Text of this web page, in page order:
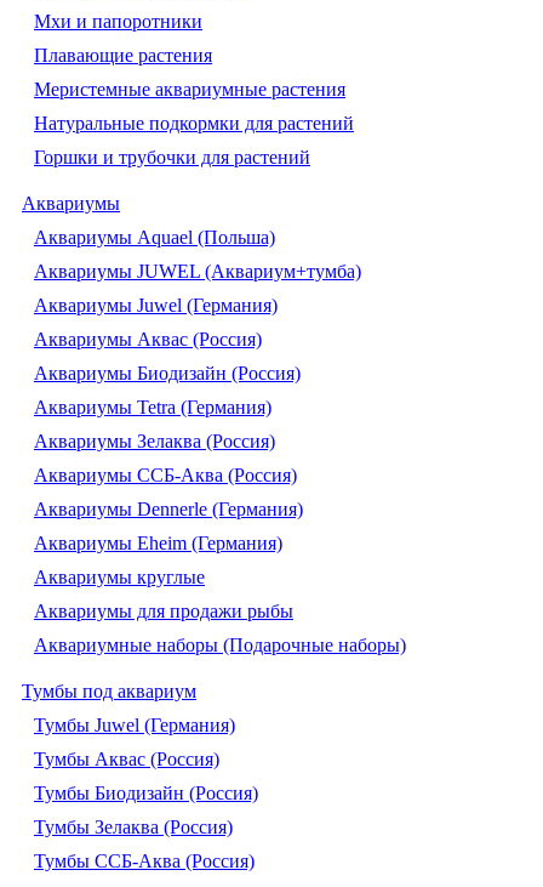
Мхи и папоротники
Плавающие растения
Меристемные аквариумные растения
Натуральные подкормки для растений
Горшки и трубочки для растений
Аквариумы
Аквариумы Aquael (Польша)
Аквариумы JUWEL (Аквариум+тумба)
Аквариумы Juwel (Германия)
Аквариумы Аквас (Россия)
Аквариумы Биодизайн (Россия)
Аквариумы Tetra (Германия)
Аквариумы Зелаква (Россия)
Аквариумы ССБ-Аква (Россия)
Аквариумы Dennerle (Германия)
Аквариумы Eheim (Германия)
Аквариумы круглые
Аквариумы для продажи рыбы
Аквариумные наборы (Подарочные наборы)
Тумбы под аквариум
Тумбы Juwel (Германия)
Тумбы Аквас (Россия)
Тумбы Биодизайн (Россия)
Тумбы Зелаква (Россия)
Тумбы ССБ-Аква (Россия)